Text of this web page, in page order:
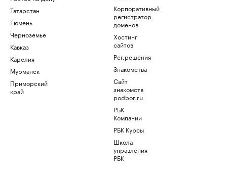
Татарстан
Тюмень
Черноземье
Кавказ
Карелия
Мурманск
Приморский
край
Корпоративный
регистратор
доменов
Хостинг
сайтов
Рег.решения
Знакомства
Сайт
знакомств
podbor.ru
РБК
Компании
РБК Курсы
Школа
управления
РБК